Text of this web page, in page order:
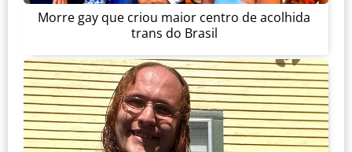
Morre gay que criou maior centro de acolhida
trans do Brasil